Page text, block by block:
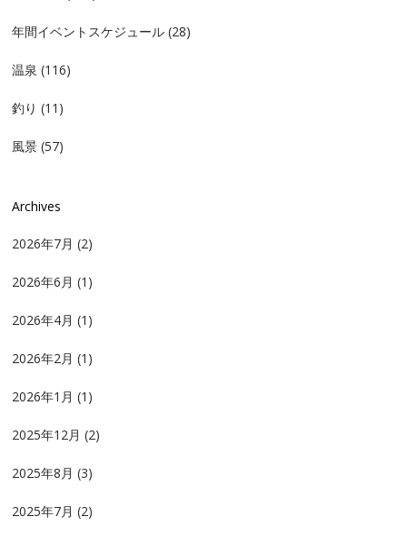
年間イベントスケジュール (28)
温泉 (116)
釣り (11)
風景 (57)
Archives
2026年7月 (2)
2026年6月 (1)
2026年4月 (1)
2026年2月 (1)
2026年1月 (1)
2025年12月 (2)
2025年8月 (3)
2025年7月 (2)